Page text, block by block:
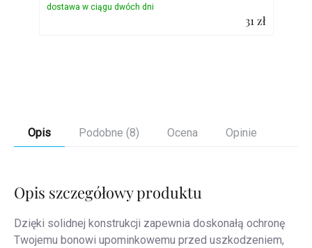
31 zł
Opis Podobne (8) Ocena Opinie
Opis szczegółowy produktu
Dzięki solidnej konstrukcji zapewnia doskonałą ochronę
Twojemu bonowi upominkowemu przed uszkodzeniem,